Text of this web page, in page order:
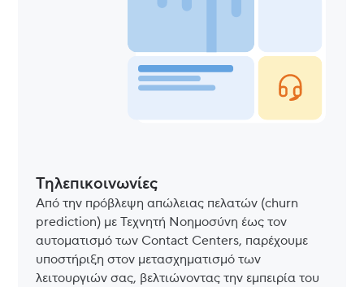
Τηλεπικοινωνίες
Από την πρόβλεψη απώλειας πελατών (churn
prediction) με Τεχνητή Νοημοσύνη έως τον
αυτοματισμό των Contact Centers, παρέχουμε
υποστήριξη στον μετασχηματισμό των
λειτουργιών σας, βελτιώνοντας την εμπειρία του